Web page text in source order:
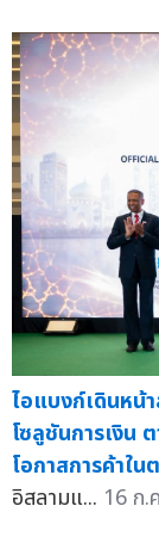
ไอแบงก์เดินหน้
โซลูชันการเงิน
โอกาสการค้าใ
อิสลามแ... 16 ก.